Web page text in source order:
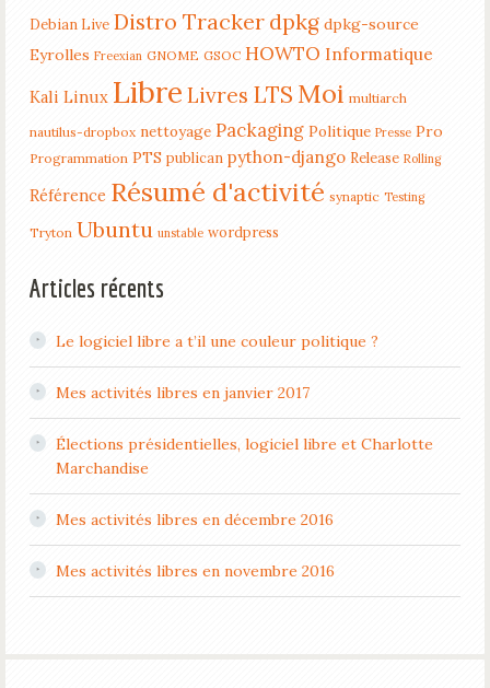
Debian Live Distro Tracker dpkg dpkg-source
Eyrolles Freexian GNOME GSOC HOWTO Informatique
Kali Linux Libre Livres LTS Moi multiarch
nautilus-dropbox nettoyage Packaging Politique Presse Pro
Programmation PTS publican python-django Release Rolling
Référence Résumé d'activité synaptic Testing
Tryton Ubuntu unstable wordpress
Articles récents
Le logiciel libre a t’il une couleur politique ?
Mes activités libres en janvier 2017
Élections présidentielles, logiciel libre et Charlotte
Marchandise
Mes activités libres en décembre 2016
Mes activités libres en novembre 2016